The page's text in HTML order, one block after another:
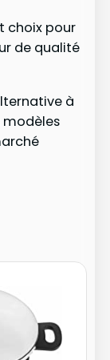
choix pour
de qualité
à
modèles